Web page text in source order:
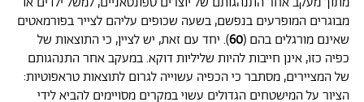
מבוגרים המופרעים בנפשם, בשעה שכופים עליהם לצייר בפורמאטים
שאינם מורגלים בהם (60). יחד עם זאת, יש לציין, כי התוצאות של
כפיה כזו, אינן חייבות להיות שליליות דוקא. במעקב אחר התנהגותם
של המציירים, מסתבר כי הכפיה עשוייה לגרום לתוצאות טראפוטיות:
הציור על המישטחים הגדולים עשוי במקרים מסויימים להביא לידי